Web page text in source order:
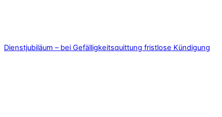
Dienstjubiläum – bei Gefälligkeitsquittung fristlose Kündigung